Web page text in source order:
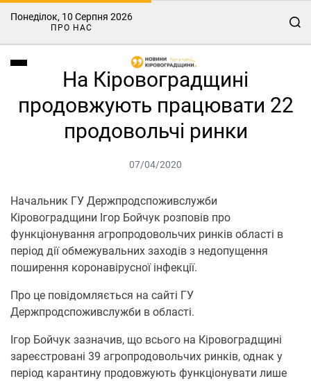
Понеділок, 10 Серпня 2026
ПРО НАС
На Кіровоградщині
продовжують працювати 22
продовольчі ринки
07/04/2020
Начальник ГУ Держпродспоживслужби
Кіровоградщини Ігор Бойчук розповів про
функціонування агропродовольчих ринків області в
період дії обмежувальних заходів з недопущення
поширення коронавірусної інфекції.
Про це повідомляється на сайті ГУ
Держпродспоживслужби в області.
Ігор Бойчук зазначив, що всього на Кіровоградщині
зареєстровані 39 агропродовольчих ринків, однак у
період карантину продовжують функціонувати лише